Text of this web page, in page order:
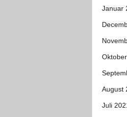
Januar
August
Juli